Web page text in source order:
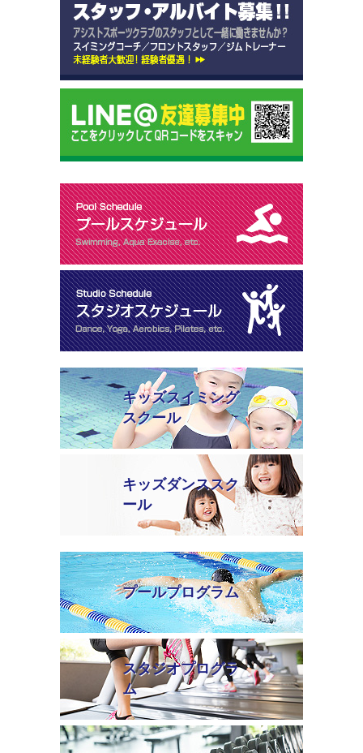
キッズスイミング
スクール
キッズダンススク
ール
プールプログラム
スタジオプログラ
ム